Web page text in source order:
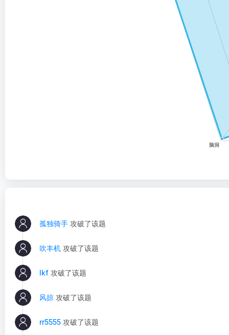
孤独骑手 攻破了该题
吹丰机 攻破了该题
lkf 攻破了该题
风掠 攻破了该题
rr5555 攻破了该题